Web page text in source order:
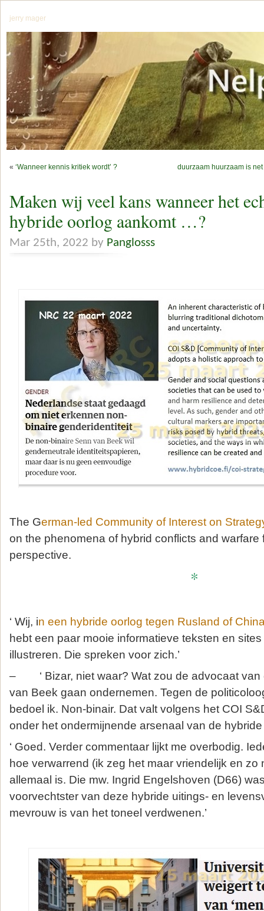
jerry mager
« ‘Wanneer kennis kritiek wordt’ ? duurzaam huurzaam is
Maken wij veel kans wanneer het
hybride oorlog aankomt …?
Mar 25th, 2022 by Panglosss
The German-led Community of Interest on
on the phenomena of hybrid conflicts and warfare
perspective.
*
‘ Wij, in een hybride oorlog tegen Rusland of
hebt een paar mooie informatieve teksten en
illustreren. Die spreken voor zich.’
– ‘ Bizar, niet waar? Wat zou de advocaat van
van Beek gaan ondernemen. Tegen de
bedoel ik. Non-binair. Dat valt volgens het COI
onder het ondermijnende arsenaal van de hybride
‘ Goed. Verder commentaar lijkt me overbodig.
hoe verwarrend (ik zeg het maar vriendelijk en zo
allemaal is. Die mw. Ingrid Engelshoven (D66)
voorvechtster van deze hybride uitings- en
mevrouw is van het toneel verdwenen.’